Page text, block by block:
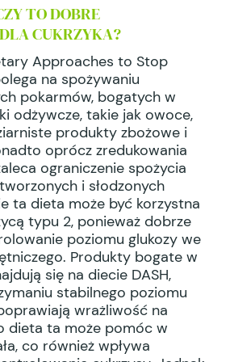
TO DOBRE
CUKRZYKA?
Approaches to Stop
na spożywaniu
pokarmów, bogatych w
odżywcze, takie jak owoce,
produkty zbożowe i
oprócz zredukowania
ograniczenie spożycia
i słodzonych
ta dieta może być korzystna
typu 2, ponieważ dobrze
poziomu glukozy we
Produkty bogate w
się na diecie DASH,
stabilnego poziomu
wrażliwość na
dieta ta może pomóc w
co również wpływa